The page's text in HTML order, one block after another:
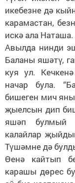
икебезне дә
карамастан,
искә ала Наташа.
Авылда нинди
Баланы яшәтү,
куя ул.
начар була.
бишеген мич
җыелсын дип
яшәп булмый
калайлар
Түшәмне дә
Өенә кайтып
карашы дөрес